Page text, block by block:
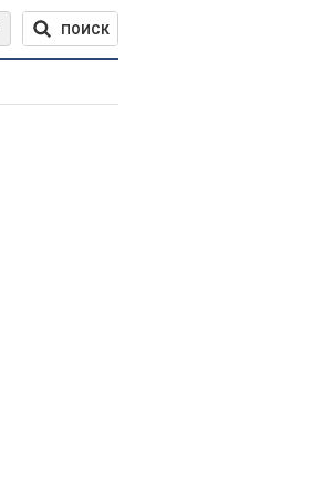
ПОИСК